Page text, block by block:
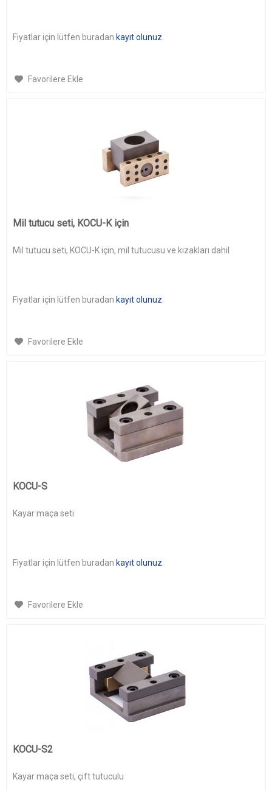
Fiyatlar için lütfen buradan kayıt olunuz
Favorilere Ekle
Mil tutucu seti, KOCU-K için
Mil tutucu seti, KOCU-K için, mil tutucusu ve kızakları dahil
Fiyatlar için lütfen buradan kayıt olunuz.
Favorilere Ekle
KOCU-S
Kayar maça seti
Fiyatlar için lütfen buradan kayıt olunuz
Favorilere Ekle
KOCU-S2
Kayar maça seti, çift tutuculu